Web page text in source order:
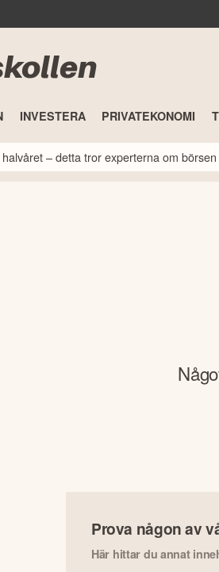
INVESTERA PRIVATEKONOMI
– detta tror experterna om
Prova någon av
Här hittar du annat